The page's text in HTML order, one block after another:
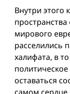
Внутри этого
мирового
расселились
халифата, в
оставаться